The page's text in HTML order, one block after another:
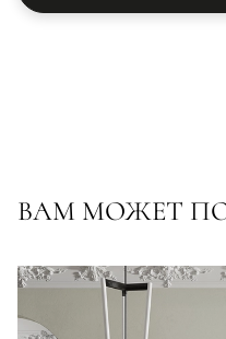
ВАМ МОЖЕТ